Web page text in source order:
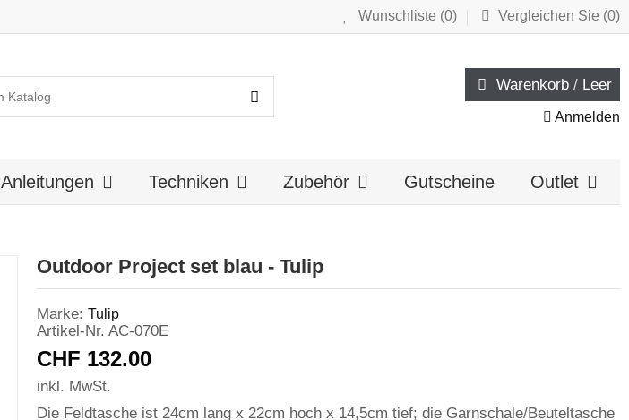
Wunschliste (0) Vergleichen Sie (0)
Warenkorb / Leer
Anmelden
Anleitungen Techniken Zubehör Gutscheine Outlet
Outdoor Project set blau - Tulip
Marke: Tulip
Artikel-Nr. AC-070E
CHF 132.00
inkl. MwSt.
Die Feldtasche ist 24cm lang x 22cm hoch x 14,5cm tief; die Garnschale/Beuteltasche